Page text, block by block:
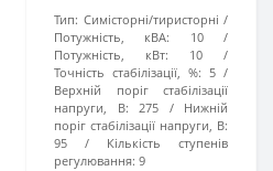
Тип: Симісторні/тиристорні
Потужність, кВА:
10
Потужність, кВт:
10
Точність стабілізації, %: 5
Верхній поріг стабілізації
напруги, В:
275
Нижній
поріг стабілізації напруги, В:
95
Кількість ступенів
регулювання: 9